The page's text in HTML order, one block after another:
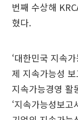
번째 수상해
혔다.
‘대한민국 지속
제 지속가능성
지속가능경영 활
‘지속가능성보